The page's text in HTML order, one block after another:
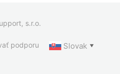
s.r.o.
podporu Slovak ▼